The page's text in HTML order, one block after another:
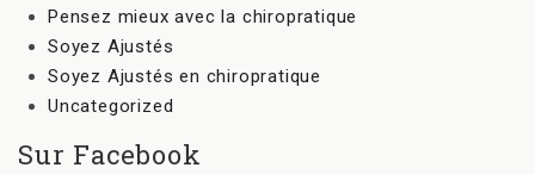
Pensez mieux avec la chiropratique
Soyez Ajustés
Soyez Ajustés en chiropratique
Uncategorized
Sur Facebook